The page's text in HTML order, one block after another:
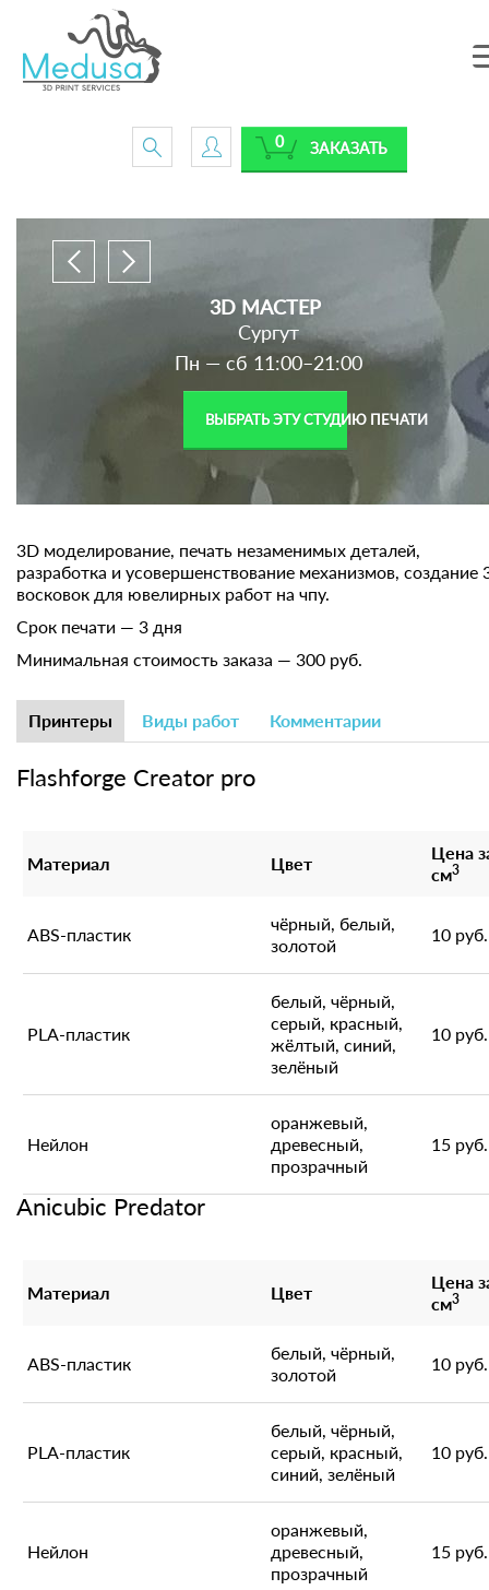
ЗАКАЗАТЬ
0
3D МАСТЕР
Сургут
Пн — сб 11:00–21:00
ВЫБРАТЬ ЭТУ СТУДИЮ ПЕЧАТИ
3D моделирование, печать незаменимых деталей,
разработка и усовершенствование механизмов, создание
восковок для ювелирных работ на чпу.
Срок печати — 3 дня
Минимальная стоимость заказа — 300 руб.
Принтеры Виды работ Комментарии
Flashforge Creator pro
Материал Цвет
Цена
см3
ABS-пластик
чёрный, белый,
золотой
10 руб.
PLA-пластик
белый, чёрный,
серый, красный,
жёлтый, синий,
зелёный
10 руб.
Нейлон
оранжевый,
древесный,
прозрачный
15 руб.
Anicubic Predator
Материал Цвет
Цена
см3
ABS-пластик
белый, чёрный,
золотой
10 руб.
PLA-пластик
белый, чёрный,
серый, красный,
синий, зелёный
10 руб.
Нейлон
оранжевый,
древесный,
прозрачный
15 руб.